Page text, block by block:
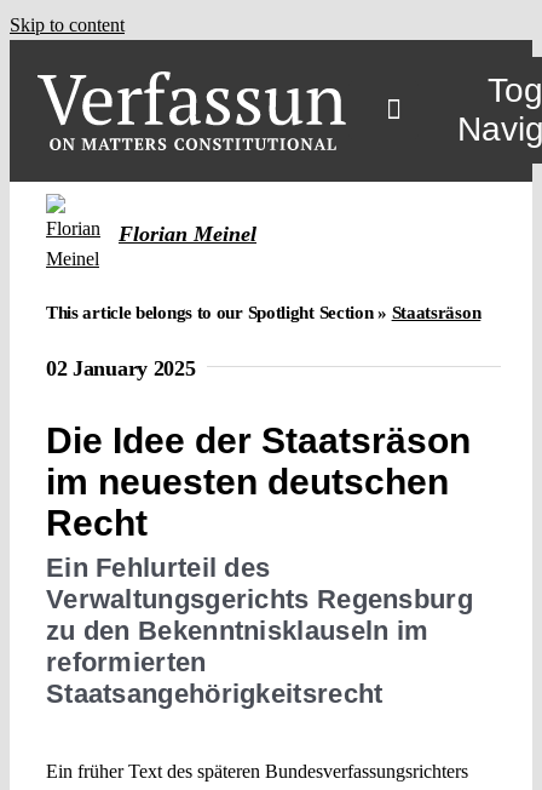
Skip to content
Projects
Open Access
Spotlight
Florian Meinel
This article belongs to our Spotlight Section » Staatsräson
02 January 2025
Die Idee der Staatsräson
im neuesten deutschen
Recht
Ein Fehlurteil des
Verwaltungsgerichts Regensburg
zu den Bekenntnisklauseln im
reformierten
Staatsangehörigkeitsrecht
Ein früher Text des späteren Bundesverfassungsrichters